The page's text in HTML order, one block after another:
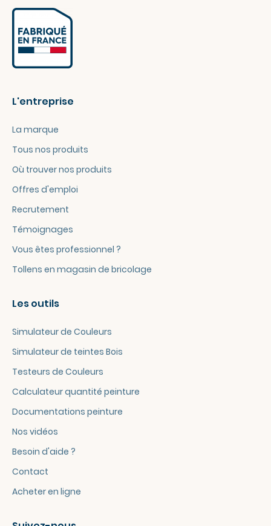
L'entreprise
La marque
Tous nos produits
Où trouver nos produits
Offres d'emploi
Recrutement
Témoignages
Vous êtes professionnel ?
Tollens en magasin de bricolage
Les outils
Simulateur de Couleurs
Simulateur de teintes Bois
Testeurs de Couleurs
Calculateur quantité peinture
Documentations peinture
Nos vidéos
Besoin d'aide ?
Contact
Acheter en ligne